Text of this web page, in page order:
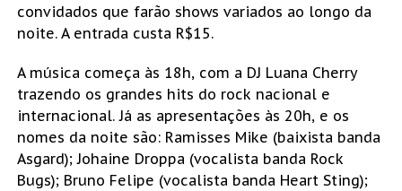
convidados que farão shows variados ao longo da
noite. A entrada custa R$15.
A música começa às 18h, com a DJ Luana Cherry
trazendo os grandes hits do rock nacional e
internacional. Já as apresentações às 20h, e os
nomes da noite são: Ramisses Mike (baixista banda
Asgard); Johaine Droppa (vocalista banda Rock
Bugs); Bruno Felipe (vocalista banda Heart Sting);